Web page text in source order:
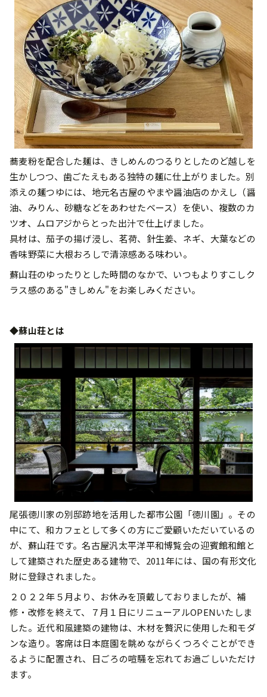
蕎麦粉を配合した麺は、きしめんのつるりとしたのど越しを
生かしつつ、歯ごたえもある独特の麺に仕上がりました。別
添えの麺つゆには、地元名古屋のやまや醤油店のかえし（醤
油、みりん、砂糖などをあわせたベース）を使い、複数のカ
ツオ、ムロアジからとった出汁で仕上げました。
具材は、茄子の揚げ浸し、茗荷、針生姜、ネギ、大葉などの
香味野菜に大根おろしで清涼感ある味わい。
蘇山荘のゆったりとした時間のなかで、いつもよりすこしク
ラス感のある"きしめん"をお楽しみください。
◆蘇山荘とは
尾張徳川家の別邸跡地を活用した都市公園「徳川園」。その
中にて、和カフェとして多くの方にご愛顧いただいているの
が、蘇山荘です。名古屋汎太平洋平和博覧会の迎賓館和館と
して建築された歴史ある建物で、2011年には、国の有形文化
財に登録されました。
２０２２年５月より、お休みを頂戴しておりましたが、補
修・改修を終えて、７月１日にリニューアルOPENいたしま
した。近代和風建築の建物は、木材を贅沢に使用した和モダ
ンな造り。客席は日本庭園を眺めながらくつろぐことができ
るように配置され、日ごろの喧騒を忘れてお過ごしいただけ
ます。